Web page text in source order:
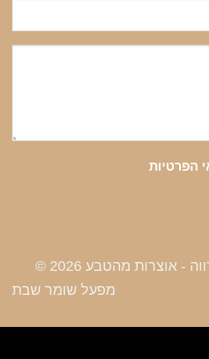
הפרטיות
- אוצרות מהטבע 2026 ©
מפעל שומר שבת